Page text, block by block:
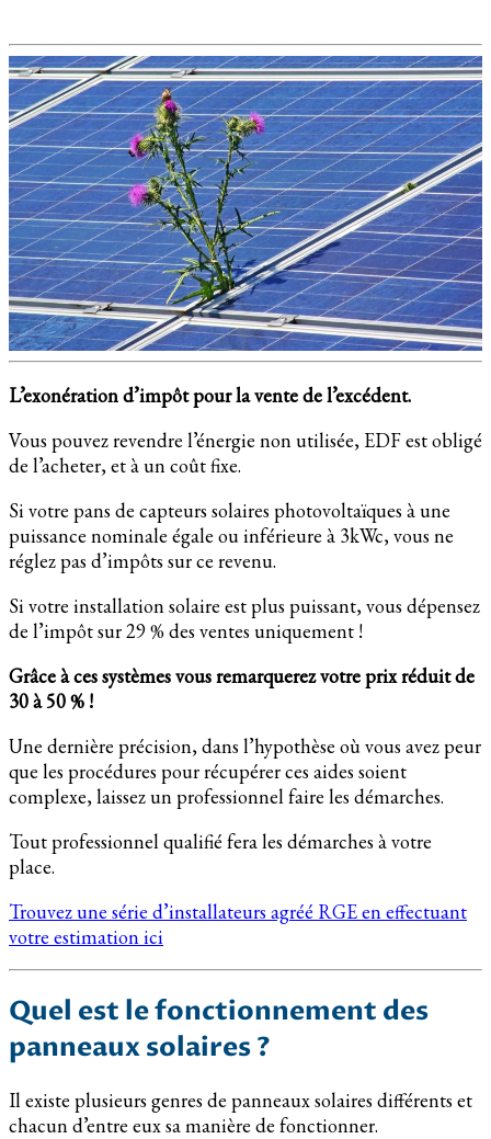
L’exonération d’impôt pour la vente de l’excédent.
Vous pouvez revendre l’énergie non utilisée, EDF est obligé
de l’acheter, et à un coût fixe.
Si votre pans de capteurs solaires photovoltaïques à une
puissance nominale égale ou inférieure à 3kWc, vous ne
réglez pas d’impôts sur ce revenu.
Si votre installation solaire est plus puissant, vous dépensez
de l’impôt sur 29 % des ventes uniquement !
Grâce à ces systèmes vous remarquerez votre prix réduit de
30 à 50 % !
Une dernière précision, dans l’hypothèse où vous avez peur
que les procédures pour récupérer ces aides soient
complexe, laissez un professionnel faire les démarches.
Tout professionnel qualifié fera les démarches à votre
place.
Trouvez une série d’installateurs agréé RGE en effectuant
votre estimation ici
Quel est le fonctionnement des
panneaux solaires ?
Il existe plusieurs genres de panneaux solaires différents et
chacun d’entre eux sa manière de fonctionner.